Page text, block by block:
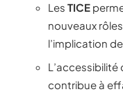
Les TICE
nouveaux
l’implication
contribue à